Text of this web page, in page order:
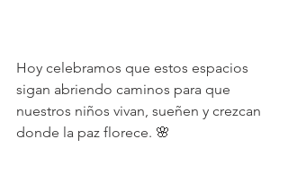
Hoy celebramos que estos espacios
sigan abriendo caminos para que
nuestros niños vivan, sueñen y crezcan
donde la paz florece. 🌸